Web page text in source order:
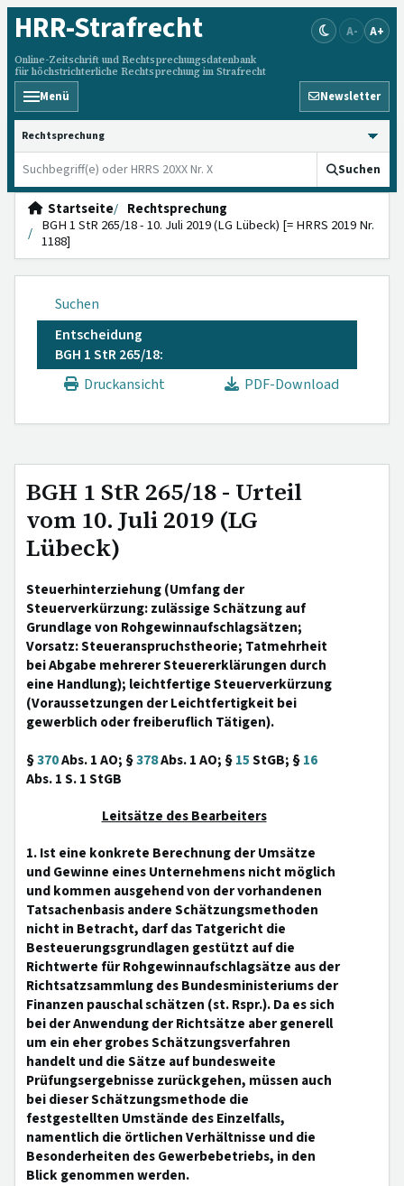
HRR-Strafrecht
Online-Zeitschrift und Rechtsprechungsdatenbank
für höchstrichterliche Rechtsprechung im Strafrecht
A- A+
Menü Newsletter
HRRS durchsuchen
Suchen
Startseite
Rechtsprechung
BGH 1 StR 265/18 - 10. Juli 2019 (LG Lübeck) [= HRRS 2019 Nr.
1188]
Suchen
Entscheidung
BGH 1 StR 265/18:
Druckansicht
PDF-Download
BGH 1 StR 265/18 - Urteil
vom 10. Juli 2019 (LG
Lübeck)
Steuerhinterziehung (Umfang der
Steuerverkürzung: zulässige Schätzung auf
Grundlage von Rohgewinnaufschlagsätzen;
Vorsatz: Steueranspruchstheorie; Tatmehrheit
bei Abgabe mehrerer Steuererklärungen durch
eine Handlung); leichtfertige Steuerverkürzung
(Voraussetzungen der Leichtfertigkeit bei
gewerblich oder freiberuflich Tätigen).
§370Abs. 1 AO; §378Abs. 1 AO; §15StGB; §16
Abs. 1 S. 1 StGB
Leitsätze des Bearbeiters
1. Ist eine konkrete Berechnung der Umsätze
und Gewinne eines Unternehmens nicht möglich
und kommen ausgehend von der vorhandenen
Tatsachenbasis andere Schätzungsmethoden
nicht in Betracht, darf das Tatgericht die
Besteuerungsgrundlagen gestützt auf die
Richtwerte für Rohgewinnaufschlagsätze aus der
Richtsatzsammlung des Bundesministeriums der
Finanzen pauschal schätzen (st. Rspr.). Da es sich
bei der Anwendung der Richtsätze aber generell
um ein eher grobes Schätzungsverfahren
handelt und die Sätze auf bundesweite
Prüfungsergebnisse zurückgehen, müssen auch
bei dieser Schätzungsmethode die
festgestellten Umstände des Einzelfalls,
namentlich die örtlichen Verhältnisse und die
Besonderheiten des Gewerbebetriebs, in den
Blick genommen werden.